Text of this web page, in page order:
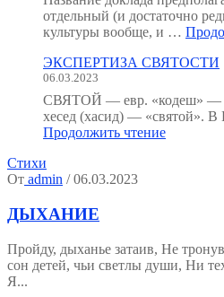
отдельный (и достаточно
культуры вообще, и …
ЭКСПЕРТИЗА СВЯТОСТИ
06.03.2023
СВЯТОЙ — евр. «кодеш» —
хесед (хасид) — «святой».
Продолжить чтение
Стихи
От admin / 06.03.2023
ДЫХАНИЕ
Пройду, дыханье затаив, Не
сон детей, чьи светлы души, Ни
Я...